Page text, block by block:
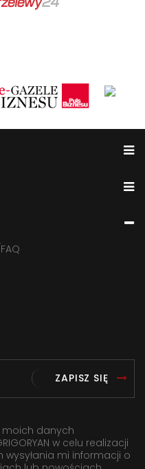
ZAPISZ SIĘ
moich danych
w celu realizacji
wysyłania mi informacji o